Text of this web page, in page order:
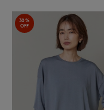
30%
OFF